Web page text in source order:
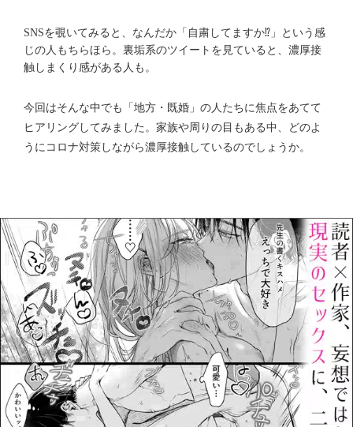
SNSを覗いてみると、なんだか「自粛してますか⁉」という感
じの人もちらほら。裏垢系のツイートを見ていると、濃厚接
触しまくり感がある人も。
今回はそんな中でも「地方・既婚」の人たちに焦点をあてて
ヒアリングしてみました。家族や周りの目もある中、どのよ
うにコロナ対策しながら濃厚接触しているのでしょうか。